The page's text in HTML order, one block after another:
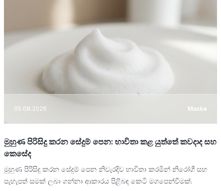
05.08.2026 Maske
මුහුණ පිරිසිදු කරන සේදුම් පෙන: භාවිතා කළ යුත්තේ කවදාද සහ
කෙසේද
මුහුණ පිරිසිදු කරන සේදුම් පෙන නිවැරදිව භාවිතා කරමින් නිරෝගී සහ
පැහැපත් සමක් ලබා ගන්නා ආකාරය පිළිබඳ කෙටි මගපෙන්වීමක්.